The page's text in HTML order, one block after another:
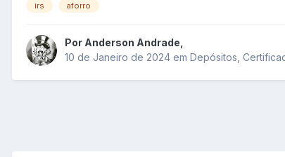
irs aforro
Por Anderson Andrade
10 de Janeiro de 2024 em Depósitos,